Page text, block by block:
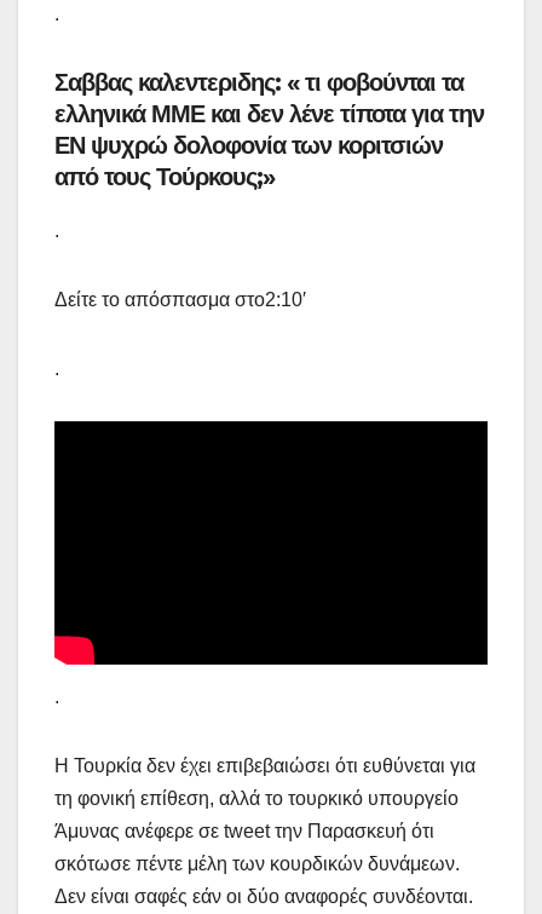
.
Σαββας καλεντεριδης: « τι φοβούνται τα
ελληνικά ΜΜΕ και δεν λένε τίποτα για την
ΕΝ ψυχρώ δολοφονία των κοριτσιών
από τους Τούρκους;»
.
Δείτε το απόσπασμα στο2:10′
.
.
Η Τουρκία δεν έχει επιβεβαιώσει ότι ευθύνεται για
τη φονική επίθεση, αλλά το τουρκικό υπουργείο
Άμυνας ανέφερε σε tweet την Παρασκευή ότι
σκότωσε πέντε μέλη των κουρδικών δυνάμεων.
Δεν είναι σαφές εάν οι δύο αναφορές συνδέονται.